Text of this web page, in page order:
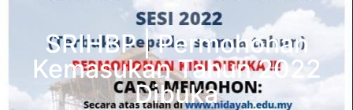
SRIHBP | Permohonan
Kemasukan Tahun 2022
Dibuka